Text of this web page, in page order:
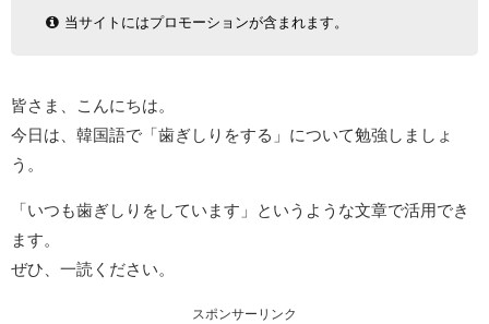
当サイトにはプロモーションが含まれます。
皆さま、こんにちは。
今日は、韓国語で「歯ぎしりをする」について勉強しましょ
う。
「いつも歯ぎしりをしています」というような文章で活用でき
ます。
ぜひ、一読ください。
スポンサーリンク